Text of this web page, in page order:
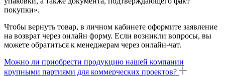
покупки».
Чтобы вернуть товар, в личном кабинете оформите заявление
на возврат через онлайн форму. Если возникли вопросы, вы
можете обратиться к менеджерам через онлайн-чат.
Можно ли приобрести продукцию нашей компании
крупными партиями для коммерческих проектов?